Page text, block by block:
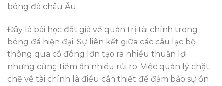
bóng đá châu Âu.
Đây là bài học đắt giá về quản trị tài chính trong
bóng đá hiện đại. Sự liên kết giữa các câu lạc bộ
thông qua cổ đông lớn tạo ra nhiều thuận lợi
nhưng cũng tiềm ẩn nhiều rủi ro. Việc quản lý chặt
chẽ về tài chính là điều cần thiết để đảm bảo sự ổn